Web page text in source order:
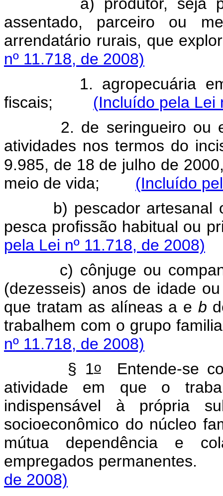
a) produtor, seja
assentado, parceiro ou
arrendatário rurais, que
nº 11.718, de 2008)
1. agropecuária em
fiscais; (Incluído pela Lei
2. de seringueiro ou
atividades nos termos do
9.985, de 18 de julho de
meio de vida; (Incluído
b) pescador artesanal
pesca profissão habitual
pela Lei nº 11.718, de 2008)
c) cônjuge ou
(dezesseis) anos de idade
que tratam as alíneas a e b
trabalhem com o grupo
nº 11.718, de 2008)
§ 1oEntende-se
atividade em que o
indispensável à própria
socioeconômico do núcleo
mútua dependência e
empregados
de 2008)